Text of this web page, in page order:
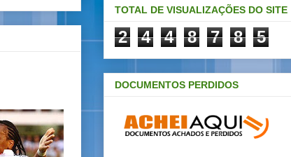
TOTAL DE VISUALIZAÇÕES DO SITE
2 4 4 8 7 8 5
DOCUMENTOS PERDIDOS